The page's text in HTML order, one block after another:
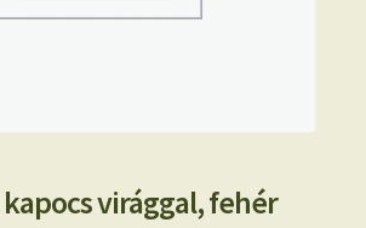
virággal, fehér